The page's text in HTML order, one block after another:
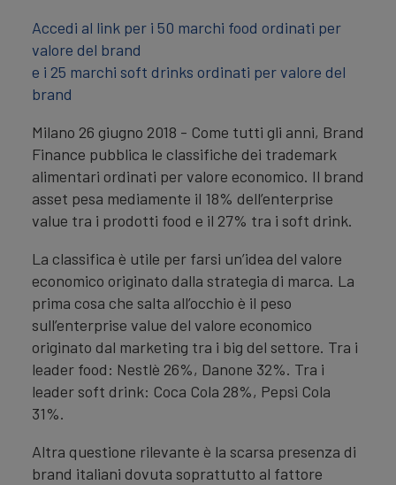
Accedi al link per i 50 marchi food ordinati per
valore del brand
e i 25 marchi soft drinks ordinati per valore del
brand
Milano 26 giugno 2018 - Come tutti gli anni, Brand
Finance pubblica le classifiche dei trademark
alimentari ordinati per valore economico. Il brand
asset pesa mediamente il 18% dell’enterprise
value tra i prodotti food e il 27% tra i soft drink.
La classifica è utile per farsi un’idea del valore
economico originato dalla strategia di marca. La
prima cosa che salta all’occhio è il peso
sull’enterprise value del valore economico
originato dal marketing tra i big del settore. Tra i
leader food: Nestlè 26%, Danone 32%. Tra i
leader soft drink: Coca Cola 28%, Pepsi Cola
31%.
Altra questione rilevante è la scarsa presenza di
brand italiani dovuta soprattutto al fattore